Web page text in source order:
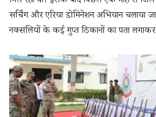
सर्चिंग और एरिया डोमिनेशन अभियान चलाया जा
नक्सलियों के कई गुप्त ठिकानों का पता लगाकर